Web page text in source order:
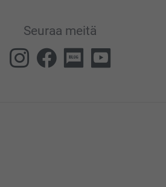
Seuraa meitä